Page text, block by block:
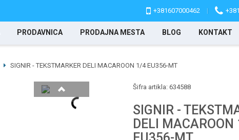
+381607000462 |
PRODAVNICA PRODAJNA MESTA BLOG KONTAKT
SIGNIR - TEKSTMARKER DELI MACAROON 1/4 EU356-MT
Šifra artikla: 634588
SIGNIR -
DELI MACAROON